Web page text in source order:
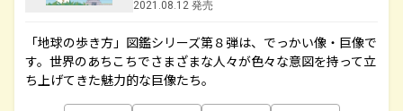
2021.08.12 発売
「地球の歩き方」図鑑シリーズ第８弾は、でっかい像・巨像で
す。世界のあちこちでさまざまな人々が色々な意図を持って立
ち上げてきた魅力的な巨像たち。